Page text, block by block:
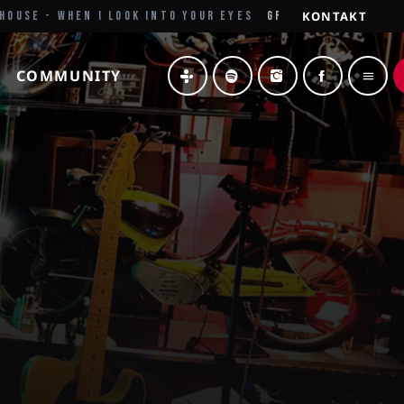
- WHEN I LOOK INTO YOUR EYES GRÜSSE AUS DEM NORDEN
KONTAKT
COMMUNITY menu